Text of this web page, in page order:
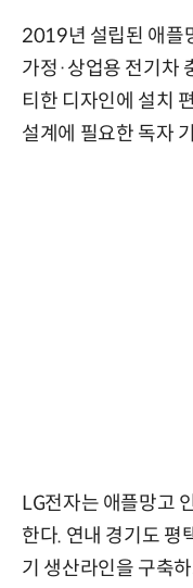
2019년 설립된 애플
가정·상업용 전기차
티한 디자인에 설치
설계에 필요한 독자
LG전자는 애플망고
한다. 연내 경기도 평
기 생산라인을 구축